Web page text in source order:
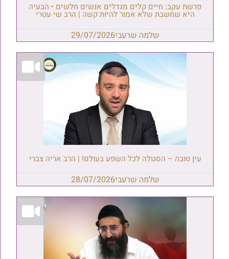
פרשת עקב: חיים קלים מגדלים אנשים חלשים • הבעיה
היא שחשבת שלא אמור להיות קשה | הרב שי עטרי
שלמה שרעבי29/07/2026
עין טובה – הסגולה לכל השפע בעולם! | הרב אריה צברי
שלמה שרעבי28/07/2026